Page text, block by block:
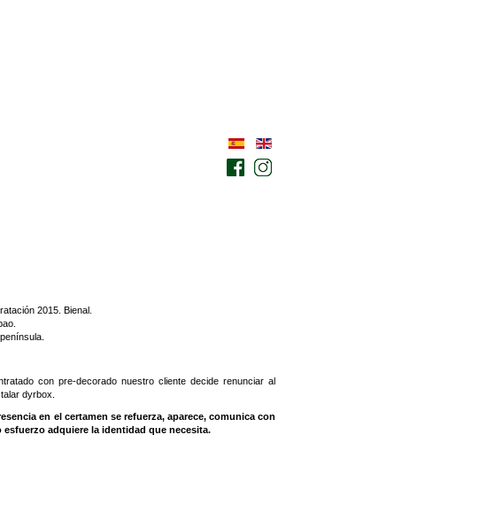
2015. Bienal.
con pre-decorado nuestro cliente decide renunciar al
dyrbox.
en el certamen se refuerza, aparece, comunica con
adquiere la identidad que necesita.